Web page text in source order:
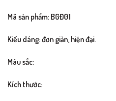
Mã sản phẩm: BGĐ01
Kiểu dáng: đơn giản, hiện đại.
Màu sắc:
Kích thước: